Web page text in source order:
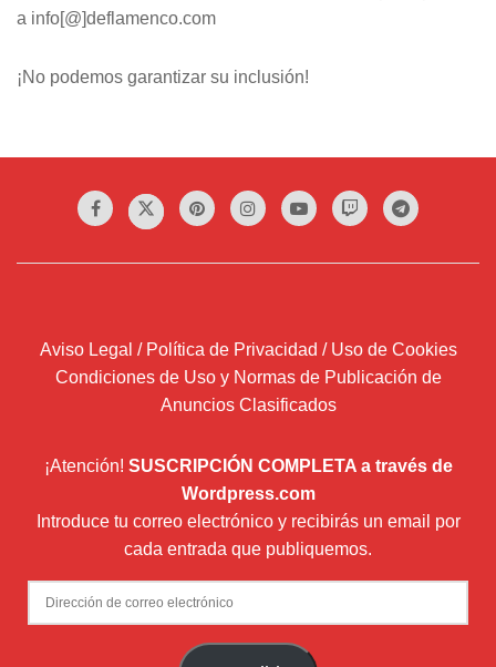
a info[@]deflamenco.com
¡No podemos garantizar su inclusión!
Aviso Legal / Política de Privacidad / Uso de Cookies
Condiciones de Uso y Normas de Publicación de
Anuncios Clasificados
¡Atención! SUSCRIPCIÓN COMPLETA a través de
Wordpress.com
Introduce tu correo electrónico y recibirás un email por
cada entrada que publiquemos.
Dirección
de